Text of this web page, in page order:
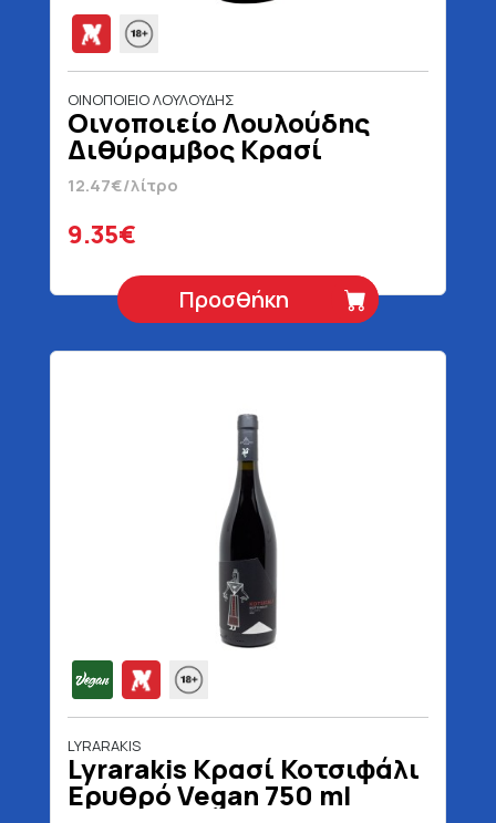
ΟΙΝΟΠΟΙΕΙΟ ΛΟΥΛΟΥΔΗΣ
Οινοποιείο Λουλούδης
Διθύραμβος Κρασί
Ερυθρό Λιάτικο 750 ml
12.47€/λίτρο
9.35€
Προσθήκη
LYRARAKIS
Lyrarakis Κρασί Κοτσιφάλι
Ερυθρό Vegan 750 ml